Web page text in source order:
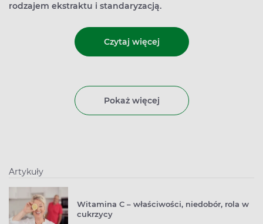
rodzajem ekstraktu i standaryzacją.
Czytaj więcej
Pokaż więcej
Artykuły
Witamina C – właściwości, niedobór, rola w
cukrzycy